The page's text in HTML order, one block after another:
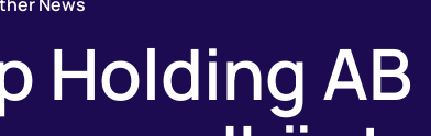
Holding AB